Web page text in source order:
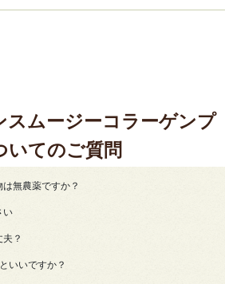
スムージーコラーゲンプ
いてのご質問
無農薬ですか？
い
？
いいですか？